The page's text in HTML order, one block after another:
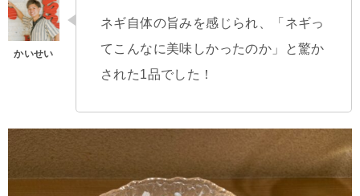
ネギ自体の旨みを感じられ、「ネギっ
てこんなに美味しかったのか」と驚か
された1品でした！